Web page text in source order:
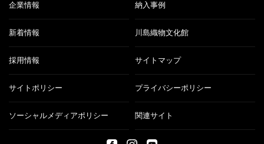
企業情報 納入事例
新着情報 川島織物文化館
採用情報 サイトマップ
サイトポリシー プライバシーポリシー
ソーシャルメディアポリシー 関連サイト